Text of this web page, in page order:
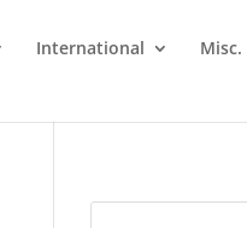
International Misc.